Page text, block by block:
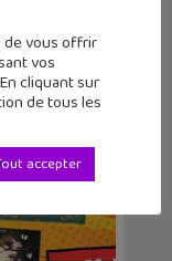
de vous offrir
vos
cliquant sur
de tous les
accepter